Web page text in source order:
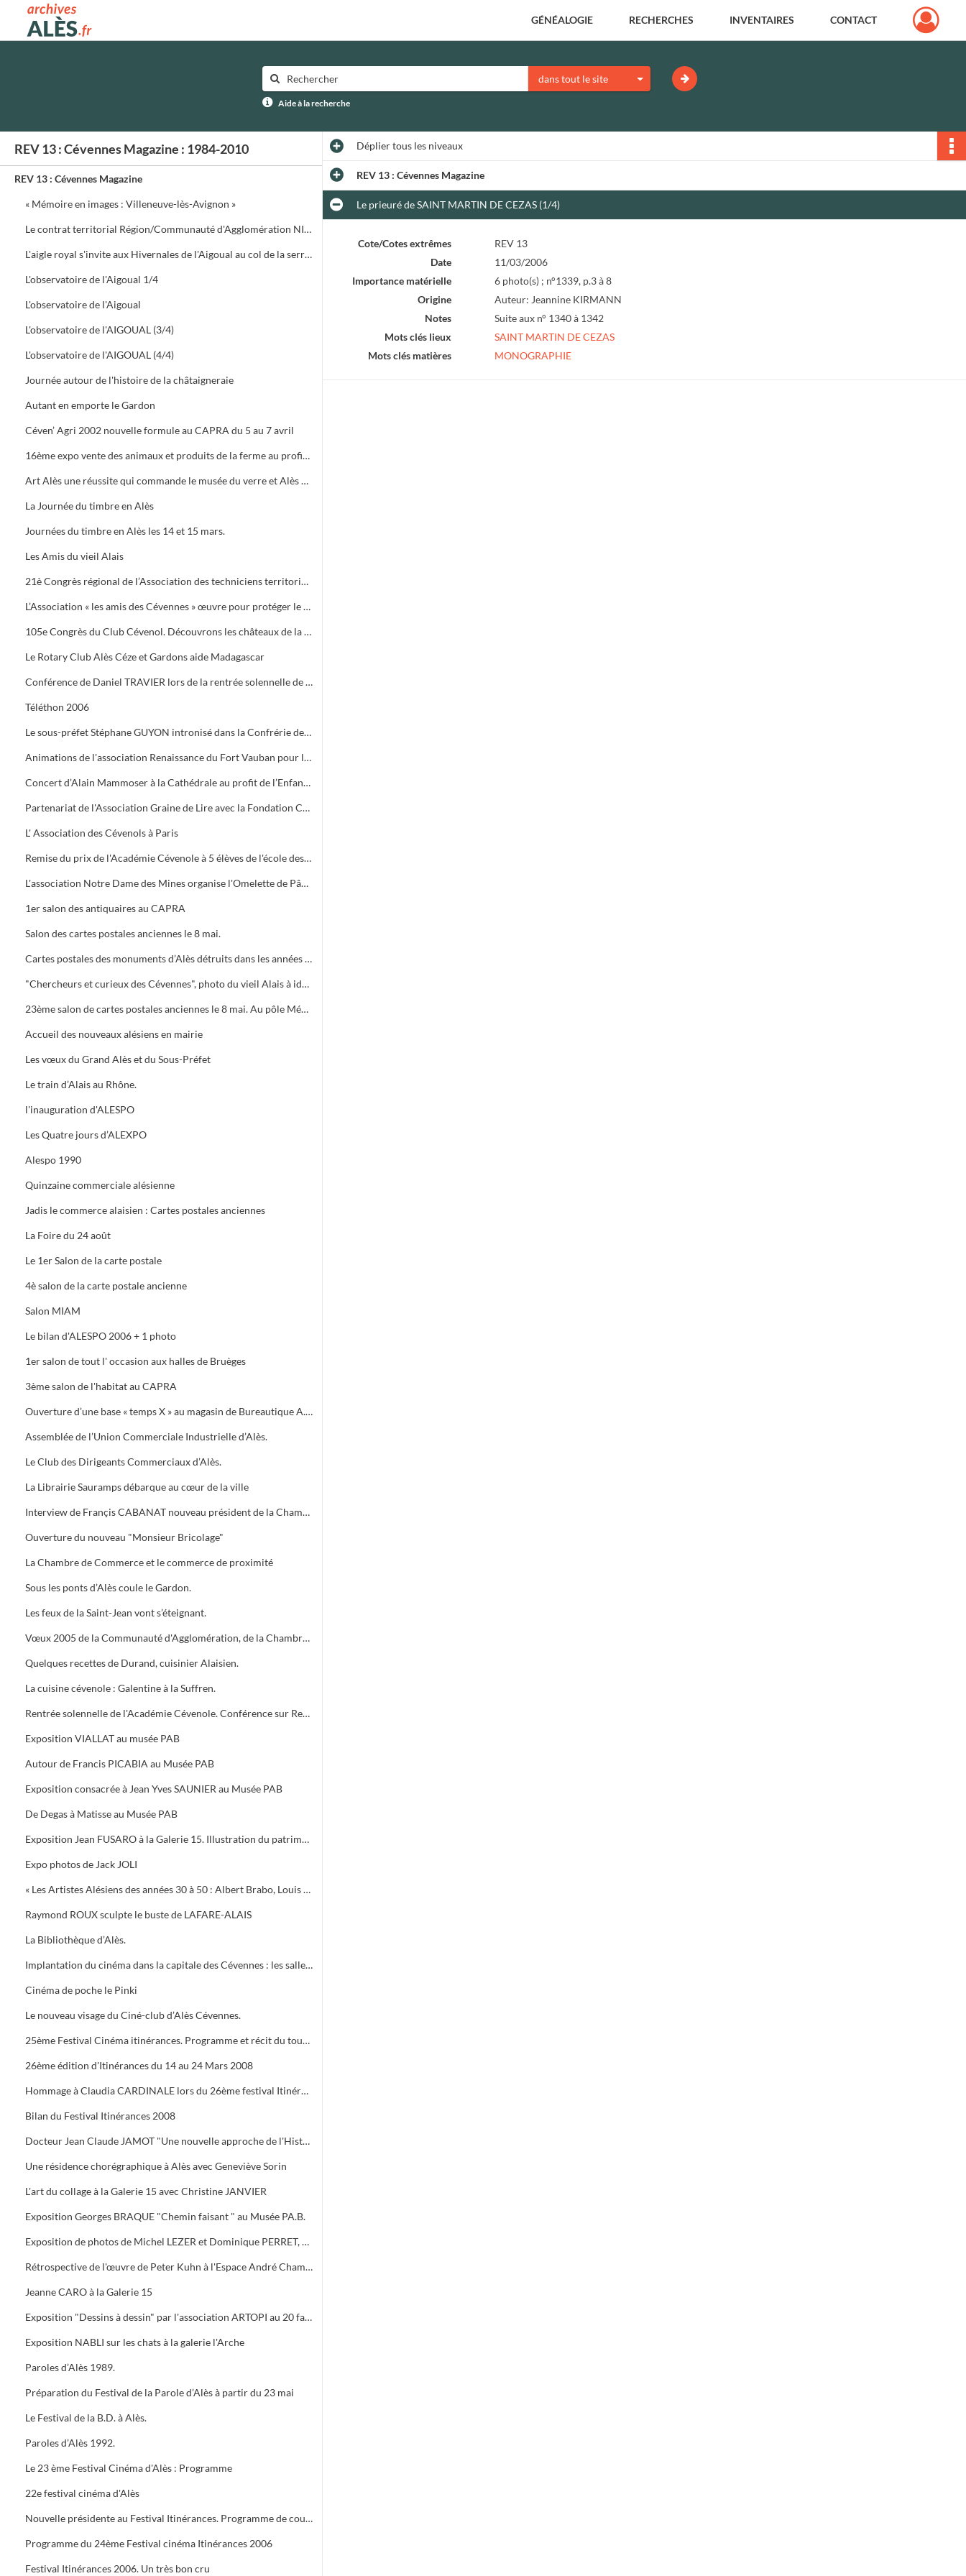
Archives municipales d'Alès GÉNÉALOGIE RECHERCHES INVENTAIRES CONTACT
dans tout le site
Aide à la recherche
REV 13 : Cévennes Magazine : 1984-2010
REV 13 : Cévennes Magazine
« Mémoire en images : Villeneuve-lès-Avignon »
Le contrat territorial Région/Communauté d'Agglomération NIMES Métropole
L'aigle royal s'invite aux Hivernales de l'Aigoual au col de la serreyrède. Programme de la journée
L'observatoire de l'Aigoual 1/4
L'observatoire de l'Aigoual
L'observatoire de l'AIGOUAL (3/4)
L'observatoire de l'AIGOUAL (4/4)
Journée autour de l'histoire de la châtaigneraie
Autant en emporte le Gardon
Céven’ Agri 2002 nouvelle formule au CAPRA du 5 au 7 avril
16ème expo vente des animaux et produits de la ferme au profit des orphelins des sapeurs-pompiers aux halles de Bruèges
Art Alès une réussite qui commande le musée du verre et Alès capitale des Cévennes, départ du chemin des verriers.
La Journée du timbre en Alès
Journées du timbre en Alès les 14 et 15 mars.
Les Amis du vieil Alais
21è Congrès régional de l’Association des techniciens territoriaux.
L’Association « les amis des Cévennes » œuvre pour protéger le patrimoine cévenol.
105e Congrès du Club Cévenol. Découvrons les châteaux de la Vaunage
Le Rotary Club Alès Céze et Gardons aide Madagascar
Conférence de Daniel TRAVIER lors de la rentrée solennelle de l'Académie Cévenole
Téléthon 2006
Le sous-préfet Stéphane GUYON intronisé dans la Confrérie des Mange Tripes
Animations de l'association Renaissance du Fort Vauban pour le Téléthon
Concert d’Alain Mammoser à la Cathédrale au profit de l’Enfance Inadaptée.
Partenariat de l'Association Graine de Lire avec la Fondation Crédit Mutuel
L' Association des Cévenols à Paris
Remise du prix de l'Académie Cévenole à 5 élèves de l'école des Mines pour leur travail sur la mine et ses conséquences sur l'économie et les paysages.
L'association Notre Dame des Mines organise l'Omelette de Pâques à l'Ermitage
1er salon des antiquaires au CAPRA
Salon des cartes postales anciennes le 8 mai.
Cartes postales des monuments d’Alès détruits dans les années 1960.
"Chercheurs et curieux des Cévennes", photo du vieil Alais à identifier.
23ème salon de cartes postales anciennes le 8 mai. Au pôle Mécanique grand prix camion
Accueil des nouveaux alésiens en mairie
Les vœux du Grand Alès et du Sous-Préfet
Le train d’Alais au Rhône.
l'inauguration d'ALESPO
Les Quatre jours d’ALEXPO
Alespo 1990
Quinzaine commerciale alésienne
Jadis le commerce alaisien : Cartes postales anciennes
La Foire du 24 août
Le 1er Salon de la carte postale
4è salon de la carte postale ancienne
Salon MIAM
Le bilan d'ALESPO 2006 + 1 photo
1er salon de tout l' occasion aux halles de Bruèges
3ème salon de l'habitat au CAPRA
Ouverture d’une base « temps X » au magasin de Bureautique A.M.C., 40 Avenue du Général de Gaule à Alès.
Assemblée de l’Union Commerciale Industrielle d’Alès.
Le Club des Dirigeants Commerciaux d’Alès.
La Librairie Sauramps débarque au cœur de la ville
Interview de Françis CABANAT nouveau président de la Chambre de Commerce
Ouverture du nouveau "Monsieur Bricolage"
La Chambre de Commerce et le commerce de proximité
Sous les ponts d’Alès coule le Gardon.
Les feux de la Saint-Jean vont s’éteignant.
Vœux 2005 de la Communauté d'Agglomération, de la Chambre de Commerce, 5 bougies pour la Médiathèque
Quelques recettes de Durand, cuisinier Alaisien.
La cuisine cévenole : Galentine à la Suffren.
Rentrée solennelle de l'Académie Cévenole. Conférence sur Renoir et Albert ANDRE, une amitié (1894-1919)
Exposition VIALLAT au musée PAB
Autour de Francis PICABIA au Musée PAB
Exposition consacrée à Jean Yves SAUNIER au Musée PAB
De Degas à Matisse au Musée PAB
Exposition Jean FUSARO à la Galerie 15. Illustration du patrimoine alésien
Expo photos de Jack JOLI
« Les Artistes Alésiens des années 30 à 50 : Albert Brabo, Louis Cabanes, Louis Arcaix et René Aberlenc » par Annie Corbier
Raymond ROUX sculpte le buste de LAFARE-ALAIS
La Bibliothèque d’Alès.
Implantation du cinéma dans la capitale des Cévennes : les salles du début du siècle à nos jours.
Cinéma de poche le Pinki
Le nouveau visage du Ciné-club d’Alès Cévennes.
25ème Festival Cinéma itinérances. Programme et récit du tournage dans les cévennes d' "Un homme de trop"
26ème édition d'Itinérances du 14 au 24 Mars 2008
Hommage à Claudia CARDINALE lors du 26ème festival Itinérances. En photo avec Max ROUSTAN, Maire
Bilan du Festival Itinérances 2008
Docteur Jean Claude JAMOT "Une nouvelle approche de l'Histoire et de l'Archéologie appliquée aux Celtes
Une résidence chorégraphique à Alès avec Geneviève Sorin
L'art du collage à la Galerie 15 avec Christine JANVIER
Exposition Georges BRAQUE "Chemin faisant " au Musée PA.B.
Exposition de photos de Michel LEZER et Dominique PERRET, de peintures de Monique SANTORO à l'OFFICE DE TOURISME pour la Féria d'Alès
Rétrospective de l'œuvre de Peter Kuhn à l'Espace André Chamson. Exposition consacrée à Vauban à l'OFFICE DE TOURISME. Présentation de saison hors les murs du cratère
Jeanne CARO à la Galerie 15
Exposition "Dessins à dessin" par l'association ARTOPI au 20 faubourg du Soleil
Exposition NABLI sur les chats à la galerie l'Arche
Paroles d’Alès 1989.
Préparation du Festival de la Parole d’Alès à partir du 23 mai
Le Festival de la B.D. à Alès.
Paroles d’Alès 1992.
Le 23 ème Festival Cinéma d'Alès : Programme
22e festival cinéma d'Alès
Nouvelle présidente au Festival Itinérances. Programme de courts métrages de Jacques TATI
Programme du 24ème Festival cinéma Itinérances 2006
Festival Itinérances 2006. Un très bon cru
Dépliertous les niveaux
REV 13 : Cévennes Magazine
Le prieuré de SAINT MARTIN DE CEZAS (1/4)
Cote/Cotes extrêmes
REV 13
Date
11/03/2006
Importance matérielle
6 photo(s) ; n°1339, p.3 à 8
Origine
Auteur: Jeannine KIRMANN
Notes
Suite aux n° 1340 à 1342
Mots clés lieux
SAINT MARTIN DE CEZAS
Mots clés matières
MONOGRAPHIE